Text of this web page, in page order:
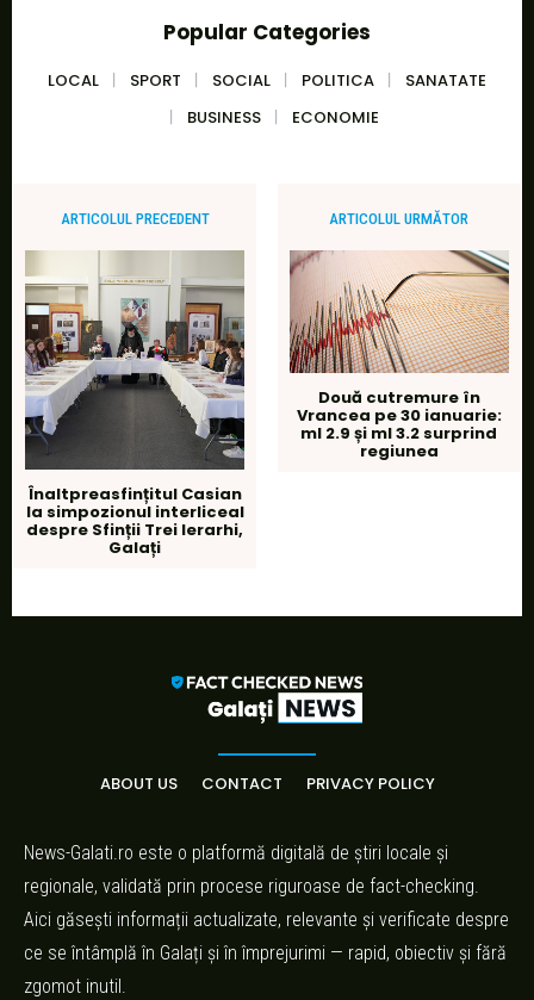
Popular Categories
LOCAL SPORT SOCIAL POLITICA
SANATATE
BUSINESS
ECONOMIE
ARTICOLUL PRECEDENT
Înaltpreasfințitul Casian
la simpozionul interliceal
despre Sfinții Trei Ierarhi,
Galați
ARTICOLUL URMĂTOR
Două cutremure în
Vrancea pe 30 ianuarie:
ml 2.9 și ml 3.2 surprind
regiunea
ABOUT US CONTACT PRIVACY POLICY
News-Galati.ro este o platformă digitală de știri locale și
regionale, validată prin procese riguroase de fact-checking.
Aici găsești informații actualizate, relevante și verificate despre
ce se întâmplă în Galați și în împrejurimi — rapid, obiectiv și fără
zgomot inutil.